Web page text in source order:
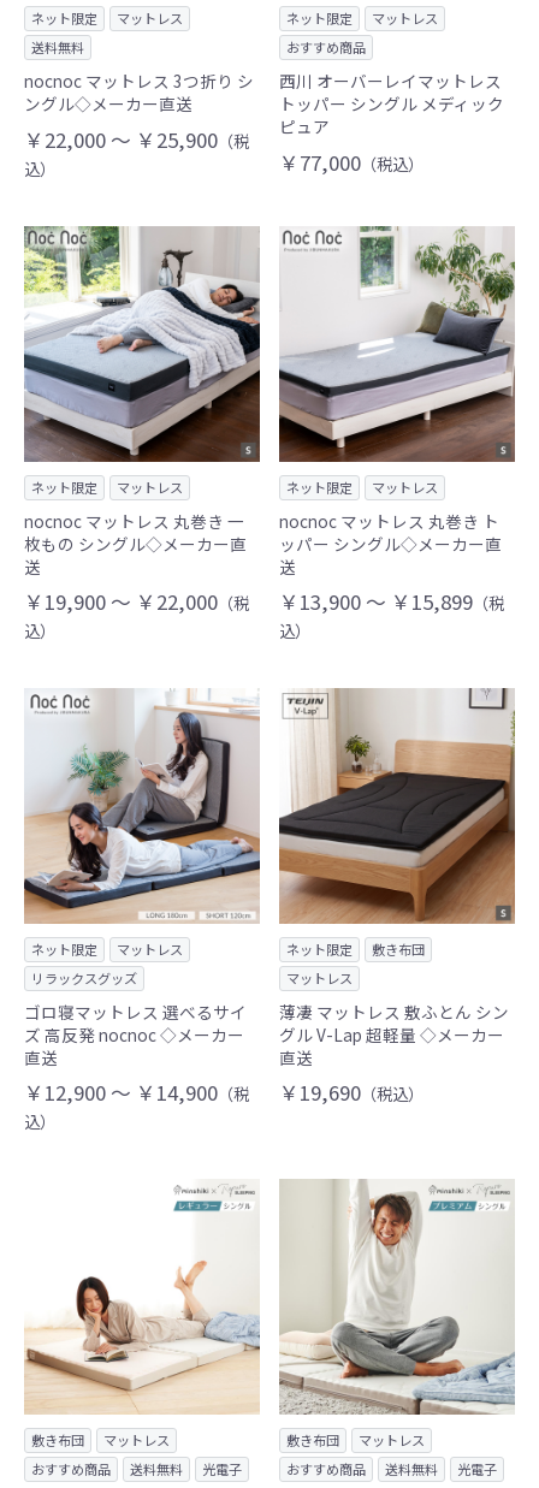
ネット限定
マットレス
送料無料
nocnoc マットレス 3つ折り シ
ングル◇メーカー直送
￥22,000 ～ ￥25,900 （税
込）
ネット限定
マットレス
おすすめ商品
西川 オーバーレイマットレス
トッパー シングル メディック
ピュア
￥77,000 （税込）
ネット限定 マットレス
nocnoc マットレス 丸巻き 一
枚もの シングル◇メーカー直
送
￥19,900 ～ ￥22,000 （税
込）
ネット限定 マットレス
nocnoc マットレス 丸巻き ト
ッパー シングル◇メーカー直
送
￥13,900 ～ ￥15,899 （税
込）
ネット限定
マットレス
リラックスグッズ
ゴロ寝マットレス 選べるサイ
ズ 高反発 nocnoc ◇メーカー
直送
￥12,900 ～ ￥14,900 （税
込）
ネット限定
敷き布団
マットレス
薄凄 マットレス 敷ふとん シン
グル V-Lap 超軽量 ◇メーカー
直送
￥19,690 （税込）
敷き布団
マットレス
おすすめ商品
送料無料 光電子
敷き布団
マットレス
おすすめ商品
送料無料 光電子